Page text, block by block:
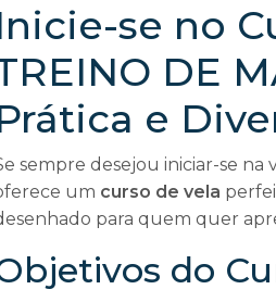
se no
DE
e
sempre desejou iniciar-se na
um curso de vela
para quem quer
do